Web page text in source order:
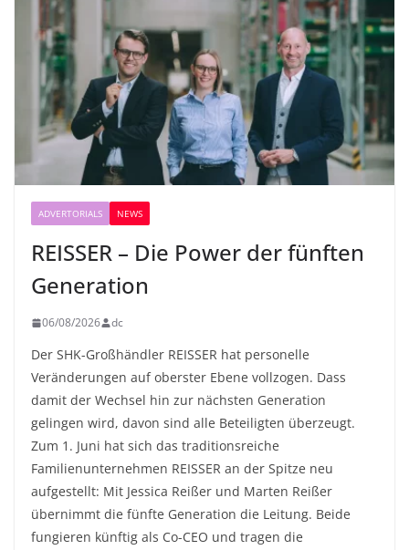
ADVERTORIALS NEWS
REISSER – Die Power der fünften
Generation
06/08/2026 dc
Der SHK-Großhändler REISSER hat personelle
Veränderungen auf oberster Ebene vollzogen. Dass
damit der Wechsel hin zur nächsten Generation
gelingen wird, davon sind alle Beteiligten überzeugt.
Zum 1. Juni hat sich das traditionsreiche
Familienunternehmen REISSER an der Spitze neu
aufgestellt: Mit Jessica Reißer und Marten Reißer
übernimmt die fünfte Generation die Leitung. Beide
fungieren künftig als Co-CEO und tragen die